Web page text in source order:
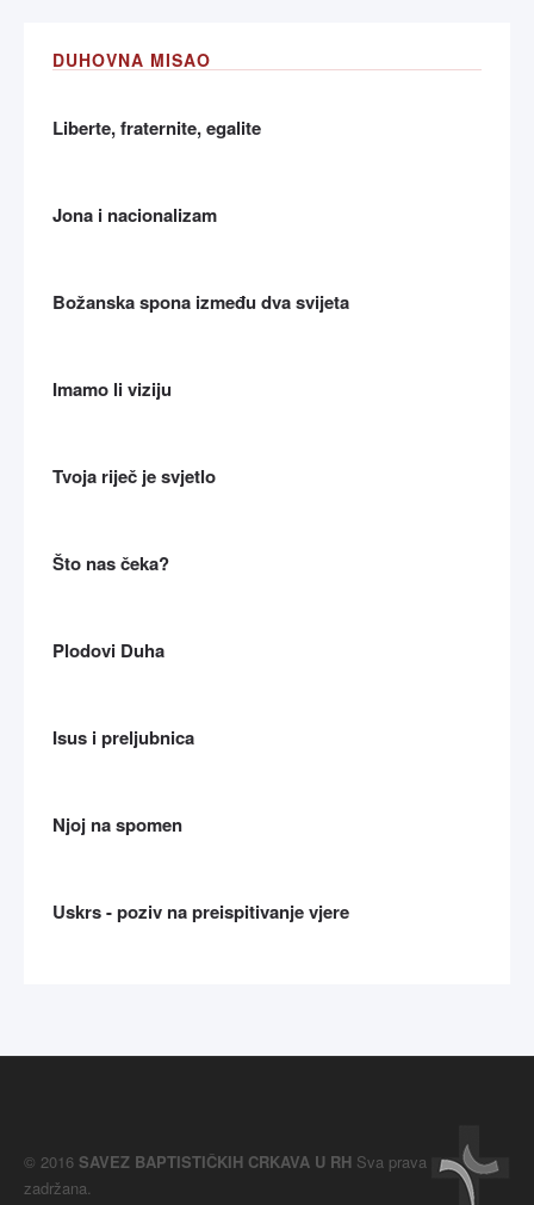
DUHOVNA MISAO
Liberte, fraternite, egalite
Jona i nacionalizam
Božanska spona između dva svijeta
Imamo li viziju
Tvoja riječ je svjetlo
Što nas čeka?
Plodovi Duha
Isus i preljubnica
Njoj na spomen
Uskrs - poziv na preispitivanje vjere
© 2016 SAVEZ BAPTISTIČKIH CRKAVA U RH Sva prava
zadržana.